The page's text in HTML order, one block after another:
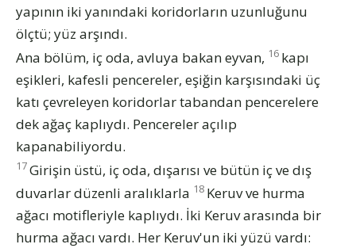
yapının iki yanındaki koridorların uzunluğunu
ölçtü; yüz arşındı.
Ana bölüm, iç oda, avluya bakan eyvan, 16 kapı
eşikleri, kafesli pencereler, eşiğin karşısındaki üç
katı çevreleyen koridorlar tabandan pencerelere
dek ağaç kaplıydı. Pencereler açılıp
kapanabiliyordu.
17Girişin üstü, iç oda, dışarısı ve bütün iç ve dış
duvarlar düzenli aralıklarla 18 Keruv ve hurma
ağacı motifleriyle kaplıydı. İki Keruv arasında bir
hurma ağacı vardı. Her Keruv'un iki yüzü vardı: